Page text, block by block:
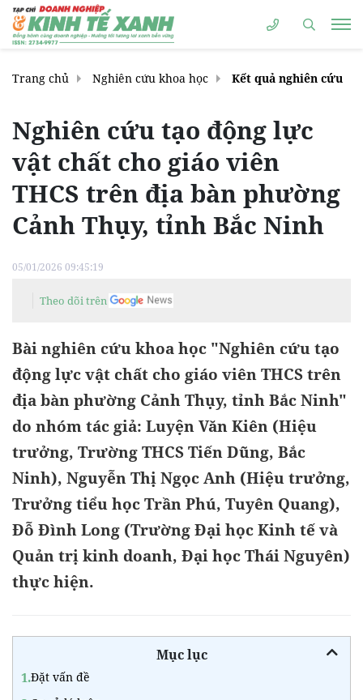
Trang chủ Nghiên cứu khoa học Kết quả nghiên cứu
Nghiên cứu tạo động lực
vật chất cho giáo viên
THCS trên địa bàn phường
Cảnh Thụy, tỉnh Bắc Ninh
05/01/2026 09:45:19
Theo dõi trên
Bài nghiên cứu khoa học "Nghiên cứu tạo
động lực vật chất cho giáo viên THCS trên
địa bàn phường Cảnh Thụy, tỉnh Bắc Ninh"
do nhóm tác giả: Luyện Văn Kiên (Hiệu
trưởng, Trường THCS Tiến Dũng, Bắc
Ninh), Nguyễn Thị Ngọc Anh (Hiệu trưởng,
Trưởng tiểu học Trần Phú, Tuyên Quang),
Đỗ Đình Long (Trường Đại học Kinh tế và
Quản trị kinh doanh, Đại học Thái Nguyên)
thực hiện.
Mục lục
1.Đặt vấn đề